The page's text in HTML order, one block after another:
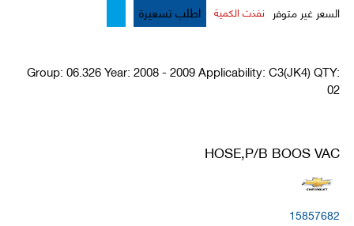
السعر غير متوفر نفذت الكمية اطلب تسعيرة
Group: 06.326 Year: 2008 - 2009 Applicability: C3(JK4) QTY:
02
HOSE,P/B BOOS VAC
15857682